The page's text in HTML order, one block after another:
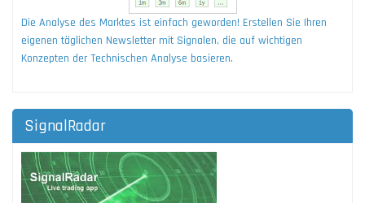
Die Analyse des Marktes ist einfach geworden! Erstellen Sie Ihren
eigenen täglichen Newsletter mit Signalen, die auf wichtigen
Konzepten der Technischen Analyse basieren.
SignalRadar